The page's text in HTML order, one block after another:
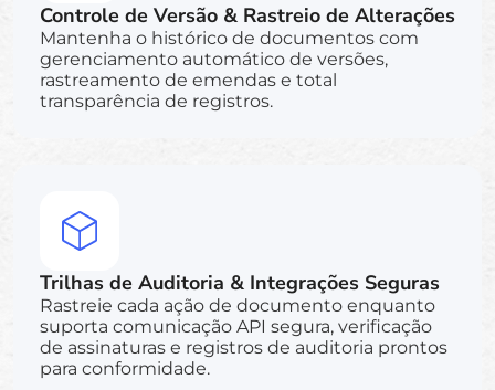
Controle de Versão & Rastreio de Alterações
Mantenha o histórico de documentos com
gerenciamento automático de versões,
rastreamento de emendas e total
transparência de registros.
Trilhas de Auditoria & Integrações Seguras
Rastreie cada ação de documento enquanto
suporta comunicação API segura, verificação
de assinaturas e registros de auditoria prontos
para conformidade.